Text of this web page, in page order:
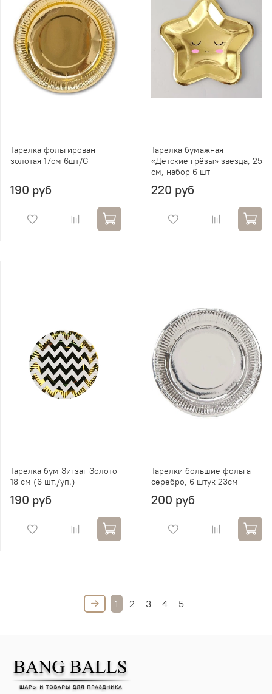
Тарелка фольгирован
золотая 17см 6шт/G
190 руб
Тарелка бумажная
«Детские грёзы» звезда, 25
см, набор 6 шт
220 руб
Тарелка бум Зигзаг Золото
18 см (6 шт./уп.)
190 руб
Тарелки большие фольга
серебро, 6 штук 23см
200 руб
1 2 3 4 5